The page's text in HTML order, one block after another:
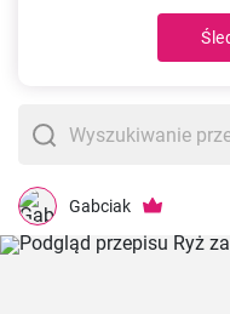
1440
takie jak
jabłkami,
Gabciak